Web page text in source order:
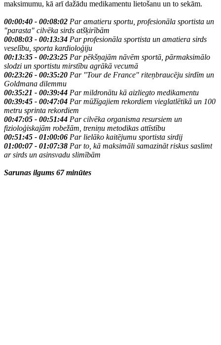
maksimumu, kā arī dažādu medikamentu lietošanu un to sekām.
00:00:40 - 00:08:02 Par amatieru sportu, profesionāla sportista un
"parasta" cilvēka sirds atšķirībām
00:08:03 - 00:13:34 Par profesionāla sportista un amatiera sirds
veselību, sporta kardioloģiju
00:13:35 - 00:23:25 Par pēkšņajām nāvēm sportā, pārmaksimālo
slodzi un sportistu mirstību agrākā vecumā
00:23:26 - 00:35:20 Par "Tour de France" riteņbraucēju sirdīm un
Goldmana dilemmu
00:35:21 - 00:39:44 Par mildronātu kā aizliegto medikamentu
00:39:45 - 00:47:04 Par mūžīgajiem rekordiem vieglatlētikā un 100
metru sprinta rekordiem
00:47:05 - 00:51:44 Par cilvēka organisma resursiem un
fizioloģiskajām robežām, treniņu metodikas attīstību
00:51:45 - 01:00:06 Par lielāko kaitējumu sportista sirdij
01:00:07 - 01:07:38 Par to, kā maksimāli samazināt riskus saslimt
ar sirds un asinsvadu slimībām
Sarunas ilgums 67 minūtes